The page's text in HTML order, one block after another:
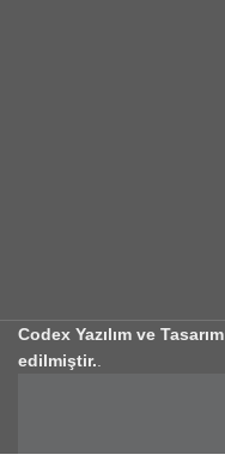
Codex Yazılım ve Tasarım
edilmiştir.